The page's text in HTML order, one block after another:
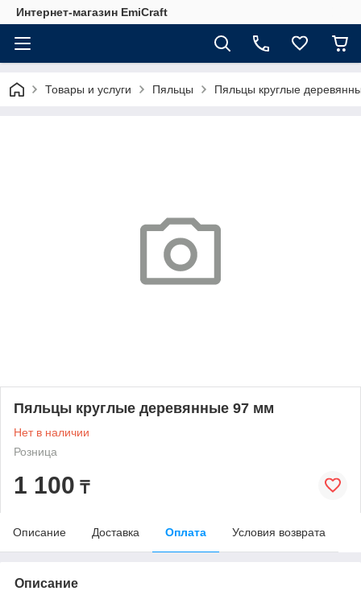
Интернет-магазин EmiCraft
Товары и услуги Пяльцы Пяльцы круглые
Пяльцы круглые деревянные 97 мм
Нет в наличии
Розница
1 100 ₸
Описание Доставка Оплата Условия возврата
Описание